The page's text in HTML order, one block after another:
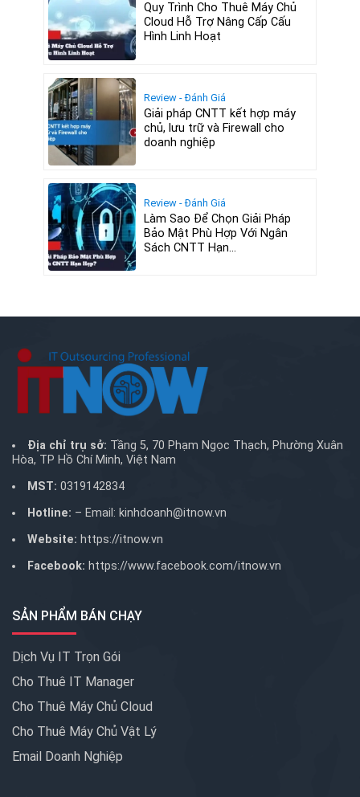
Quy Trình Cho Thuê Máy Chủ
Cloud Hỗ Trợ Nâng Cấp Cấu
Hình Linh Hoạt
Review - Đánh Giá
Giải pháp CNTT kết hợp máy
chủ, lưu trữ và Firewall cho
doanh nghiệp
Review - Đánh Giá
Làm Sao Để Chọn Giải Pháp
Bảo Mật Phù Hợp Với Ngân
Sách CNTT Hạn...
Địa chỉ trụ sở: Tầng 5, 70 Phạm Ngọc Thạch, Phường Xuân
Hòa, TP Hồ Chí Minh, Việt Nam
MST: 0319142834
Hotline: – Email: kinhdoanh@itnow.vn
Website: https://itnow.vn
Facebook: https://www.facebook.com/itnow.vn
SẢN PHẨM BÁN CHẠY
Dịch Vụ IT Trọn Gói
Cho Thuê IT Manager
Cho Thuê Máy Chủ Cloud
Cho Thuê Máy Chủ Vật Lý
Email Doanh Nghiệp